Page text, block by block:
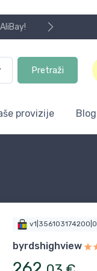
Pretraži
provizije Blog
v1|356103174200|0
byrdshighview